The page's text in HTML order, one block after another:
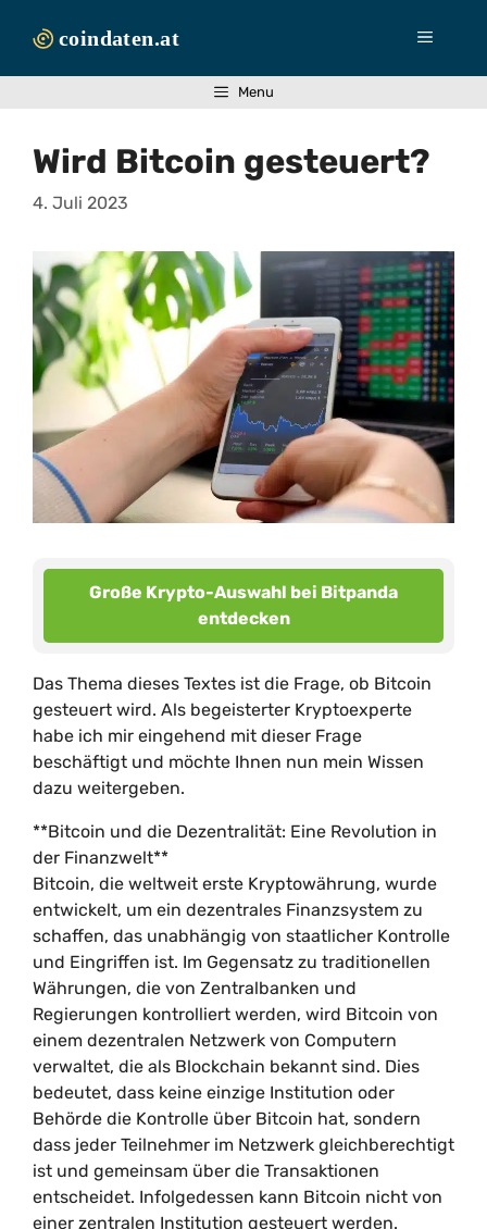
Inhalt
Menü
Menu
Wird Bitcoin gesteuert?
4. Juli 2023
Große Krypto-Auswahl bei Bitpanda
entdecken
Das Thema dieses Textes ist die Frage, ob Bitcoin
gesteuert wird. Als begeisterter Kryptoexperte
habe ich mir eingehend mit dieser Frage
beschäftigt und möchte Ihnen nun mein Wissen
dazu weitergeben.
**Bitcoin und die Dezentralität: Eine Revolution in
der Finanzwelt**
Bitcoin, die weltweit erste Kryptowährung, wurde
entwickelt, um ein dezentrales Finanzsystem zu
schaffen, das unabhängig von staatlicher Kontrolle
und Eingriffen ist. Im Gegensatz zu traditionellen
Währungen, die von Zentralbanken und
Regierungen kontrolliert werden, wird Bitcoin von
einem dezentralen Netzwerk von Computern
verwaltet, die als Blockchain bekannt sind. Dies
bedeutet, dass keine einzige Institution oder
Behörde die Kontrolle über Bitcoin hat, sondern
dass jeder Teilnehmer im Netzwerk gleichberechtigt
ist und gemeinsam über die Transaktionen
entscheidet. Infolgedessen kann Bitcoin nicht von
einer zentralen Institution gesteuert werden.